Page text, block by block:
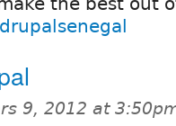
9, 2012 at